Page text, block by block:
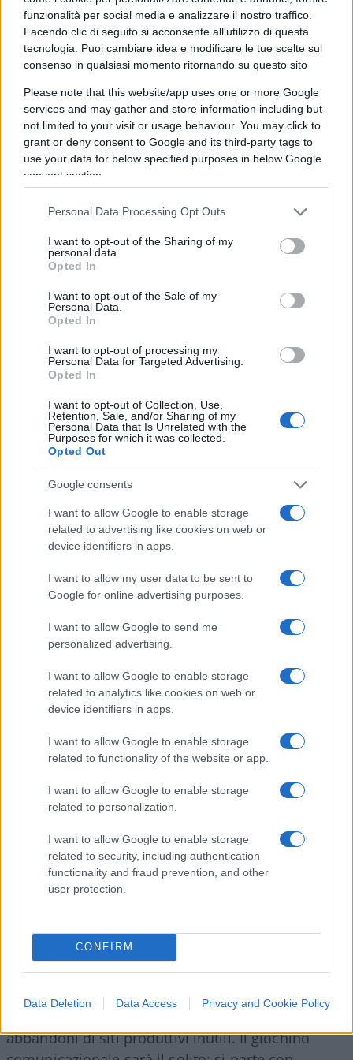
funzionalità per social media e analizzare il nostro traffico.
Facendo clic di seguito si acconsente all'utilizzo di questa
tecnologia. Puoi cambiare idea e modificare le tue scelte sul
consenso in qualsiasi momento ritornando su questo sito
Please note that this website/app uses one or more Google
services and may gather and store information including but
not limited to your visit or usage behaviour. You may click to
grant or deny consent to Google and its third-party tags to
use your data for below specified purposes in below Google
consent section.
Personal Data Processing Opt Outs
I want to opt-out of the Sharing of my
personal data.
Opted In
I want to opt-out of the Sale of my
Personal Data.
Opted In
I want to opt-out of processing my
Personal Data for Targeted Advertising.
Opted In
I want to opt-out of Collection, Use,
Retention, Sale, and/or Sharing of my
Personal Data that Is Unrelated with the
Purposes for which it was collected.
Opted Out
Google consents
I want to allow Google to enable storage
related to advertising like cookies on web or
device identifiers in apps.
I want to allow my user data to be sent to
Google for online advertising purposes.
I want to allow Google to send me
personalized advertising.
I want to allow Google to enable storage
related to analytics like cookies on web or
device identifiers in apps.
I want to allow Google to enable storage
related to functionality of the website or app.
I want to allow Google to enable storage
related to personalization.
I want to allow Google to enable storage
related to security, including authentication
functionality and fraud prevention, and other
user protection.
CONFIRM
Data Deletion Data Access Privacy and Cookie Policy
moltiplicatore è stato 12 (sic!). Ildeal makerSergio
Marchionne, è stato per loro un “distributore di
ricchezza”. Certo, per glistakeholdernon è andata
così, e non poteva essere diversamente.
Peugeot ha comprato un’azienda americana (FCA)
perché era interessata al mercato americano e ai
brand Jeep-RAM (ricordo che una Banca d’Affari
di borsa di 20 mld $, Jeep/Ram da soli ne valevano
23, ergo gli altri marchi, Fiat, Alfa, Maserati, etc.
erano a patrimonio negativo). Il Quartier generale
siederàCarlos Tavares, la sede fiscale sarà ad
Amsterdam (Un dubbio romantico: il mitico tavolo
dell’Avvocato di Corso Marconi dove sedersi di
fronte a lui era un privilegio, dove finirà?).
management ex FCA o riconoscerà la leadership di
Tavares o uscirà.
Presto Tavares si dedicherà al grande processo di
ristrutturazione prodotti-mercati-stabilimenti.
Immagino “sfiorerà” appena l’America (specie se
resto del mondo, in particolare in Europa, per
Un target altissimo, visto che stiamo parlando di
due realtà già oggi ben gestite, quindi altro che
grasso che cola, qua, per raggiungerli, si dovrà
operare sulla carne viva.
Come ovvio, avendo pagato il “premio”, verranno
privilegiati piattaforme e stabilimenti francesi
(l’occhiuto
Emmanuel Macron
pure azionista,
sarà lì a controllare, e i gilet gialli controlleranno
Angela Merkele IG Metall: nessun
licenziamento in Opel fino al 2023 (sic!).
Purtroppo, la ristrutturazione dovrà essere
piccole l’attuale capacità produttiva Peugeot-Opel-
Fiat è in forte eccesso;
questa tipologia di auto, in parte, non verrà più
“venduta” ma “affittata/condivisa”, quindi si
abbandoni di siti produttivi inutili. Il giochino